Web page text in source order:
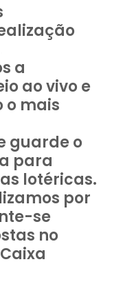
a
ao vivo e
o mais
guarde o
para
lotéricas.
por
se
no